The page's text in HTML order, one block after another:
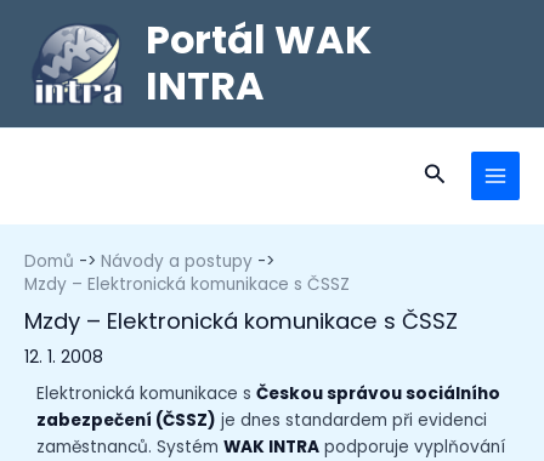
Portál WAK
INTRA
Domů
Návody a postupy
Mzdy – Elektronická komunikace s ČSSZ
Mzdy – Elektronická komunikace s ČSSZ
12. 1. 2008
Elektronická komunikace s Českou správou sociálního
zabezpečení (ČSSZ) je dnes standardem při evidenci
zaměstnanců. Systém WAK INTRA podporuje vyplňování